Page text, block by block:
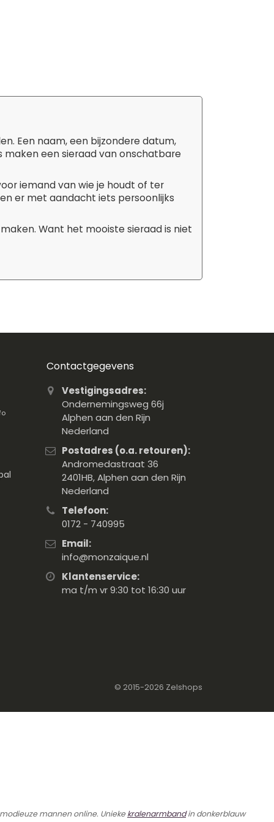
Een naam, een bijzondere datum,
maken een sieraad van onschatbare
iemand van wie je houdt of ter
er met aandacht iets persoonlijks
Want het mooiste sieraad is niet
Contactgegevens
Vestigingsadres:
Ondernemingsweg 66j
Alphen aan den Rijn
Nederland
Postadres (o.a. retouren):
Andromedastraat 36
2401HB, Alphen aan den Rijn
Nederland
Telefoon:
0172 - 740995
Email:
info@monzaique.nl
Klantenservice:
ma t/m vr 9:30 tot 16:30 uur
© 2015-2026 Zelshops
mannen online. Uniekekralenarmbandin donkerblauw